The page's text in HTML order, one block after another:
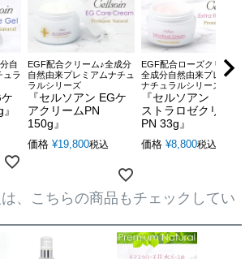
自
ュラ
EGF配合クリーム♪全成分
自然由来プレミアムナチュ
ラルシリーズ
『セルソアン EGケ
アクリームPN
150g』
価格 ¥19,800税込
EGF配合ローズクリーム♪
全成分自然由来プレミア
ナチュラルシリーズ
『セルソアン エク
ストラロゼクリーム
PN 33g』
価格 ¥8,800税込
、こちらの商品もチェックしてい